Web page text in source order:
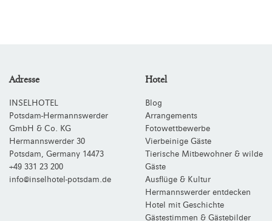
Adresse
INSELHOTEL
Potsdam-Hermannswerder
GmbH & Co. KG
Hermannswerder 30
Potsdam, Germany 14473
+49 331 23 200
info@inselhotel-potsdam.de
Hotel
Blog
Arrangements
Fotowettbewerbe
Vierbeinige Gäste
Tierische Mitbewohner & wilde
Gäste
Ausflüge & Kultur
Hermannswerder entdecken
Hotel mit Geschichte
Gästestimmen & Gästebilder